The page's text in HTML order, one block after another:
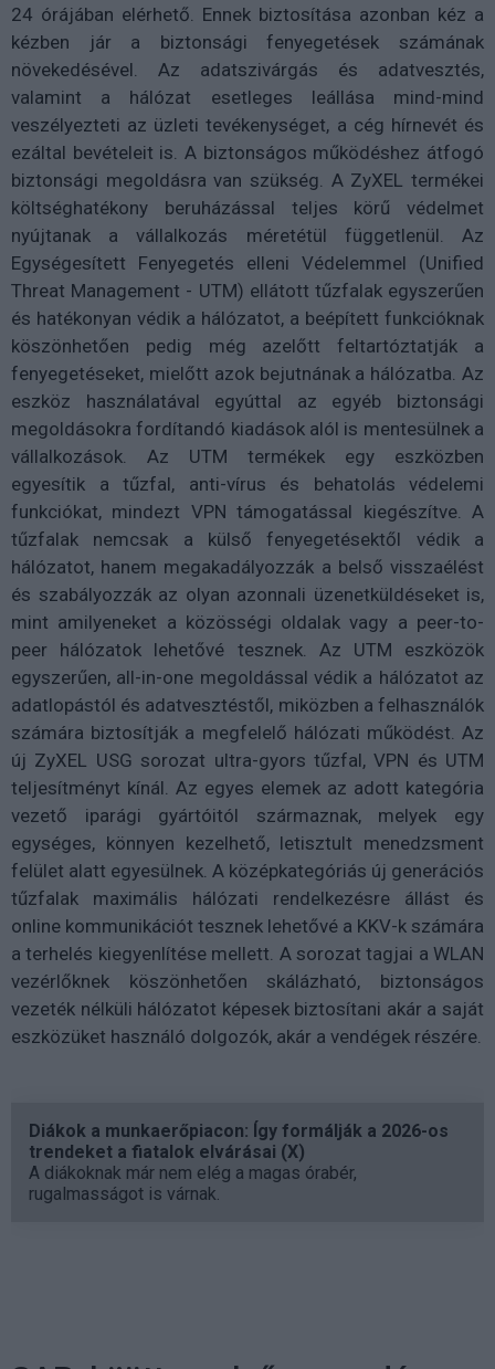
24 órájában elérhető. Ennek biztosítása azonban kéz a
kézben jár a biztonsági fenyegetések számának
növekedésével. Az adatszivárgás és adatvesztés,
valamint a hálózat esetleges leállása mind-mind
veszélyezteti az üzleti tevékenységet, a cég hírnevét és
ezáltal bevételeit is. A biztonságos működéshez átfogó
biztonsági megoldásra van szükség. A ZyXEL termékei
költséghatékony beruházással teljes körű védelmet
nyújtanak a vállalkozás méretétül függetlenül. Az
Egységesített Fenyegetés elleni Védelemmel (Unified
Threat Management - UTM) ellátott tűzfalak egyszerűen
és hatékonyan védik a hálózatot, a beépített funkcióknak
köszönhetően pedig még azelőtt feltartóztatják a
fenyegetéseket, mielőtt azok bejutnának a hálózatba. Az
eszköz használatával egyúttal az egyéb biztonsági
megoldásokra fordítandó kiadások alól is mentesülnek a
vállalkozások. Az UTM termékek egy eszközben
egyesítik a tűzfal, anti-vírus és behatolás védelemi
funkciókat, mindezt VPN támogatással kiegészítve. A
tűzfalak nemcsak a külső fenyegetésektől védik a
hálózatot, hanem megakadályozzák a belső visszaélést
és szabályozzák az olyan azonnali üzenetküldéseket is,
mint amilyeneket a közösségi oldalak vagy a peer-to-
peer hálózatok lehetővé tesznek. Az UTM eszközök
egyszerűen, all-in-one megoldással védik a hálózatot az
adatlopástól és adatvesztéstől, miközben a felhasználók
számára biztosítják a megfelelő hálózati működést. Az
új ZyXEL USG sorozat ultra-gyors tűzfal, VPN és UTM
teljesítményt kínál. Az egyes elemek az adott kategória
vezető iparági gyártóitól származnak, melyek egy
egységes, könnyen kezelhető, letisztult menedzsment
felület alatt egyesülnek. A középkategóriás új generációs
tűzfalak maximális hálózati rendelkezésre állást és
online kommunikációt tesznek lehetővé a KKV-k számára
a terhelés kiegyenlítése mellett. A sorozat tagjai a WLAN
vezérlőknek köszönhetően skálázható, biztonságos
vezeték nélküli hálózatot képesek biztosítani akár a saját
eszközüket használó dolgozók, akár a vendégek részére.
Diákok a munkaerőpiacon: Így formálják a 2026-os
trendeket a fiatalok elvárásai (X)
A diákoknak már nem elég a magas órabér,
rugalmasságot is várnak.